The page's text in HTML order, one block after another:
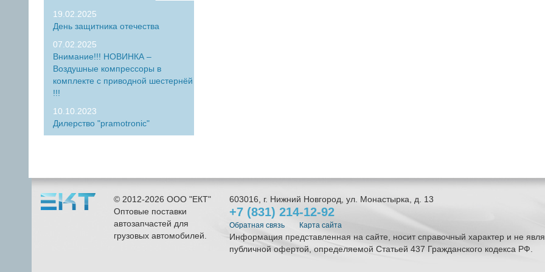
19.02.2025
День защитника отечества
07.02.2025
Внимание!!! НОВИНКА –
Воздушные компрессоры в
комплекте с приводной шестернёй
!!!
10.10.2023
Дилерство "pramotronic"
© 2012-2026 ООО "ЕКТ"
Оптовые поставки
автозапчастей для
грузовых автомобилей.
603016 , г. Нижний Новгород ул. Монастырка, д. 13
+7 (831) 214-12-92
Обратная связь Карта сайта
Информация представленная на сайте, носит справочный характер и не
публичной офертой, определяемой Статьей 437 Гражданского кодекса РФ.